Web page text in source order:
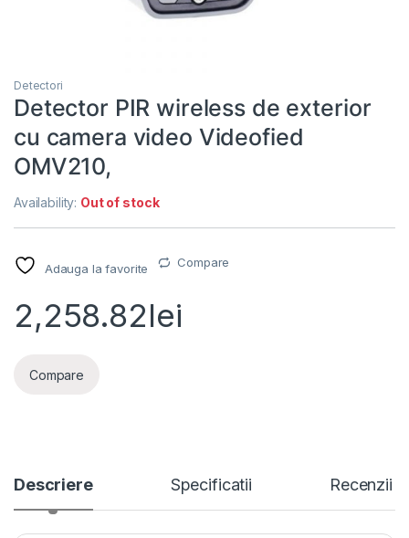
Detectori
Detector PIR wireless de exterior
cu camera video Videofied
OMV210,
Availability: Out of stock
Adauga la favorite Compare
2,258.82lei
Compare
Descriere Specificatii Recenzii